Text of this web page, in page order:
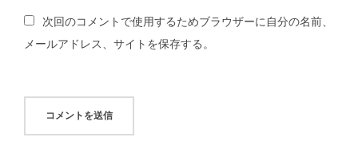
次回のコメントで使用するためブラウザーに自分の名前、
メールアドレス、サイトを保存する。